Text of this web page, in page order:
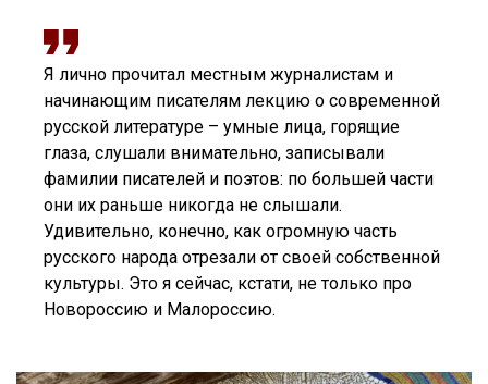
Я лично прочитал местным журналистам и
начинающим писателям лекцию о современной
русской литературе – умные лица, горящие
глаза, слушали внимательно, записывали
фамилии писателей и поэтов: по большей части
они их раньше никогда не слышали.
Удивительно, конечно, как огромную часть
русского народа отрезали от своей собственной
культуры. Это я сейчас, кстати, не только про
Новороссию и Малороссию.